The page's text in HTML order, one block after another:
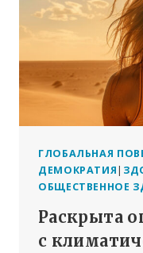
ГЛОБАЛЬНАЯ
ДЕМОКРАТИЯ|
ОБЩЕСТВЕННОЕ
Раскрыта
с